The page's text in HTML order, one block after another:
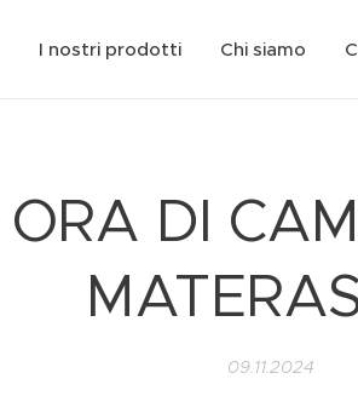
I nostri prodotti Chi siamo
ORA DI
09.11.2024